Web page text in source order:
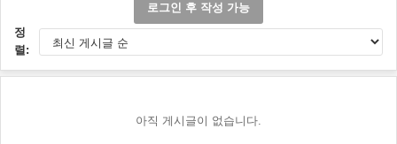
로그인 후 작성 가능
정
렬:
아직 게시글이 없습니다.